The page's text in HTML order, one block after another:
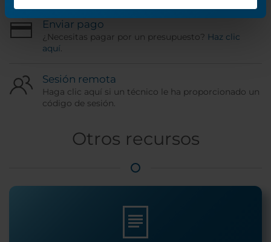
Enviar pago
¿Necesitas pagar por un presupuesto? Haz clic
aquí.
Sesión remota
Haga clic aquí si un técnico le ha proporcionado un
código de sesión.
Otros recursos